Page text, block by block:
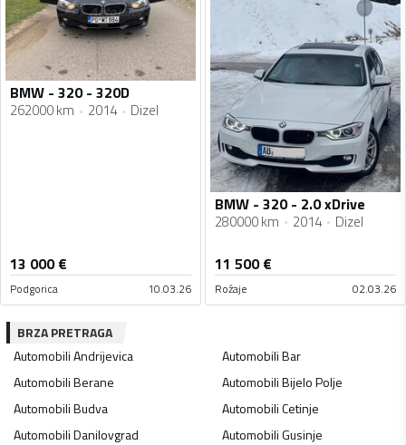
BMW - 320 - 320D
262000 km 2014 Dizel
13 000€
Podgorica 10.03.26
BMW - 320 - 2.0 xDrive
280000 km 2014 Dizel
11 500€
Rožaje 02.03.26
BRZA PRETRAGA
AutomobiliAndrijevica AutomobiliBar
AutomobiliBerane AutomobiliBijelo Polje
AutomobiliBudva AutomobiliCetinje
AutomobiliDanilovgrad AutomobiliGusinje